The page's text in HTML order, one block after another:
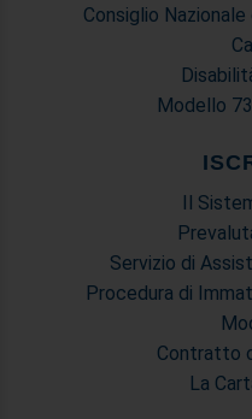
Consiglio
Modello
Il
Servizio di
Procedura di
Contratto
La